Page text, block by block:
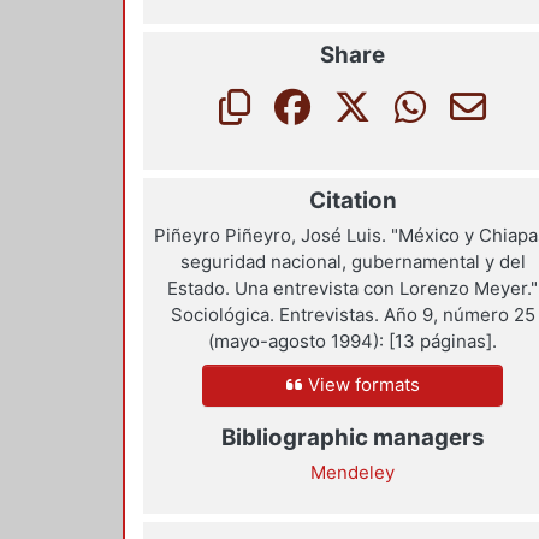
Share
Citation
Piñeyro Piñeyro, José Luis. "México y
seguridad nacional, gubernamental y del
Estado. Una entrevista con Lorenzo Meyer."
Sociológica. Entrevistas. Año 9, número 25
(mayo-agosto 1994): [13 páginas].
View formats
Bibliographic managers
Mendeley